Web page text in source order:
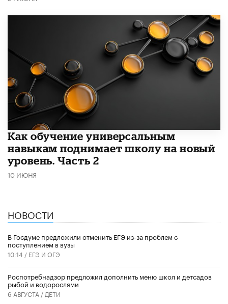
​Как обучение универсальным
навыкам поднимает школу на новый
уровень. Часть 2
10 ИЮНЯ
НОВОСТИ
В Госдуме предложили отменить ЕГЭ из-за проблем с
поступлением в вузы
10:14 / ЕГЭ И ОГЭ
Роспотребнадзор предложил дополнить меню школ и детсадов
рыбой и водорослями
6 АВГУСТА / ДЕТИ